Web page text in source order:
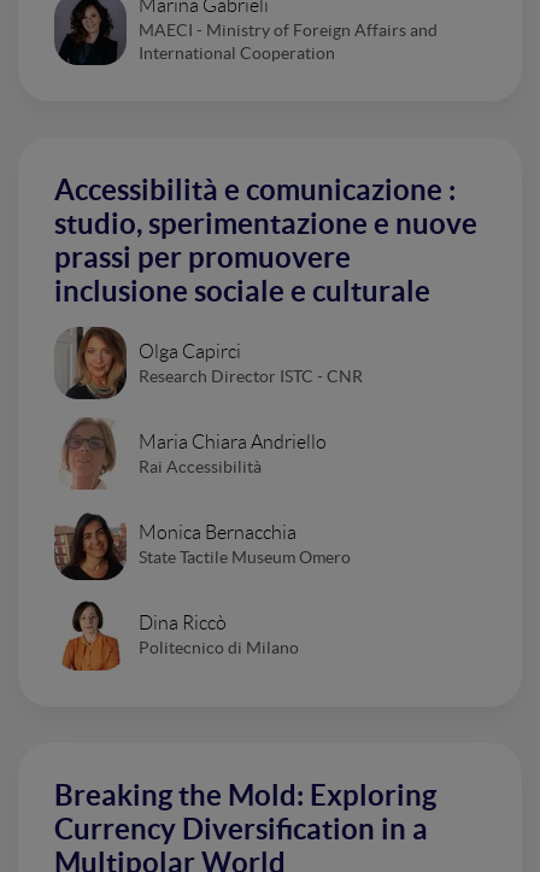
Marina Gabrieli
MAECI - Ministry of Foreign Affairs and
International Cooperation
Accessibilità e comunicazione :
studio, sperimentazione e nuove
prassi per promuovere
inclusione sociale e culturale
Olga Capirci
Research Director ISTC - CNR
Maria Chiara Andriello
Rai Accessibilità
Monica Bernacchia
State Tactile Museum Omero
Dina Riccò
Politecnico di Milano
Breaking the Mold: Exploring
Currency Diversification in a
Multipolar World